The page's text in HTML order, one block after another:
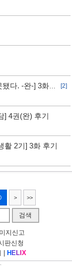
됐다. -완-] 3화
[2]
] 4권(완) 후기
활 2기] 3화 후기
> >>
검색
지신고
판신청
| HELIX